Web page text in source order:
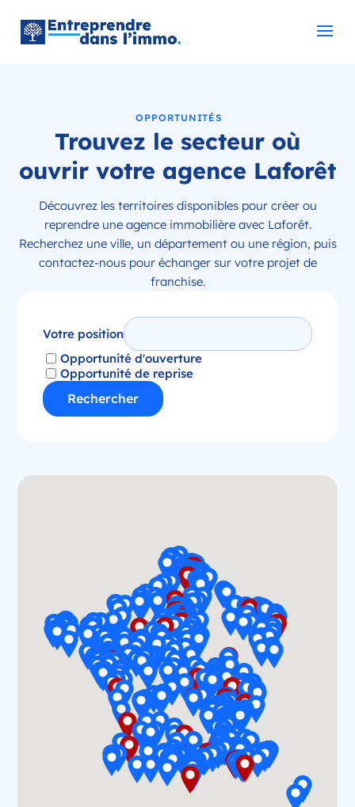
OPPORTUNITÉS
Trouvez le secteur où
ouvrir votre agence Laforêt
Découvrez les territoires disponibles pour créer ou
reprendre une agence immobilière avec Laforêt.
Recherchez une ville, un département ou une région, puis
contactez-nous pour échanger sur votre projet de
franchise.
Votre position
Opportunité d'ouverture
Opportunité de reprise